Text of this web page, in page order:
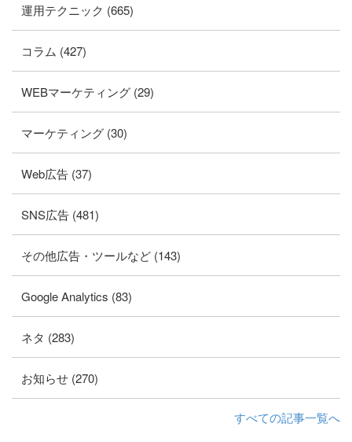
運用テクニック (665)
コラム (427)
WEBマーケティング (29)
マーケティング (30)
Web広告 (37)
SNS広告 (481)
その他広告・ツールなど (143)
Google Analytics (83)
ネタ (283)
お知らせ (270)
すべての記事一覧へ